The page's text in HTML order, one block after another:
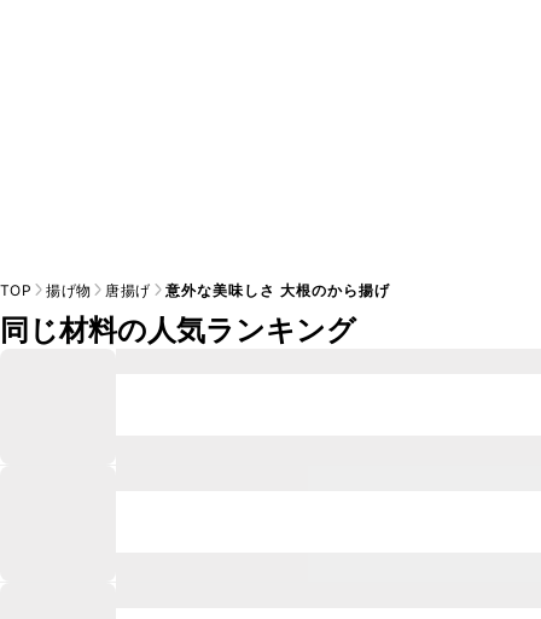
TOP 揚げ物 唐揚げ 意外な美味しさ 大根のから揚げ
同じ材料の人気ランキング